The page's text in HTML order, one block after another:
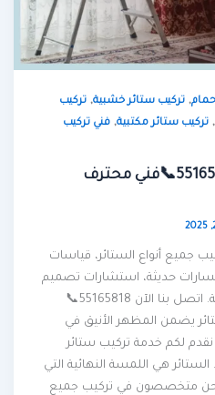
,تركيب ستائر خشبية,تركيب
ستائر مكتبية,فني تركيب
تركيب ستائر الزهراء 55165818📞فني محترف
جميع أنواع الستائر، قياسات
حديثة، استشارات تصميم
مجانية، خدمة سريعة ومضمونة. اتصل بنا الآن 55165818📞
يضمن المظهر الأنيق في
لكم خدمة تركيب ستائر
هي اللمسة النهائية التي
متخصصون في تركيب جميع